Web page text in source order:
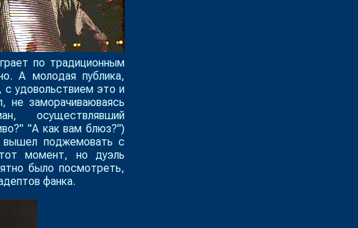
по традиционным
А молодая публика,
с удовольствием это и
не заморачиваюваясь
осуществлявший
"А как вам блюз?")
вышел поджемовать с
момент, но дуэль
было посмотреть,
фанка.